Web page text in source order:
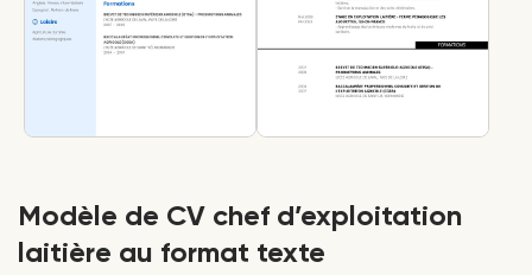
Modèle de CV chef d’exploitation
laitière au format texte